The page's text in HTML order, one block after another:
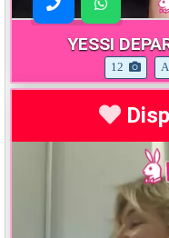
YESSI
12